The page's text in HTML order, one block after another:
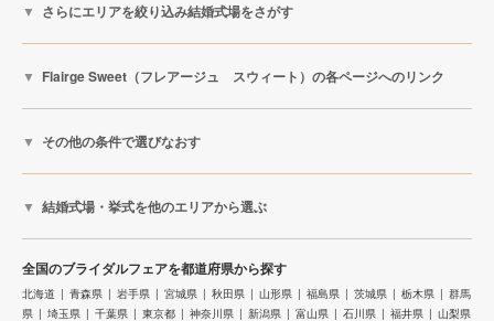
さらにエリアを絞り込み結婚式場をさがす
Flairge Sweet（フレアージュ スウィート）の各ページへのリンク
その他の条件で選びなおす
結婚式場・挙式を他のエリアから選ぶ
全国のブライダルフェアを都道府県から探す
北海道 青森県 岩手県 宮城県 秋田県 山形県 福島県 茨城県 栃木県
群馬
県
埼玉県 千葉県 東京都 神奈川県 新潟県 富山県 石川県 福井県 山梨県